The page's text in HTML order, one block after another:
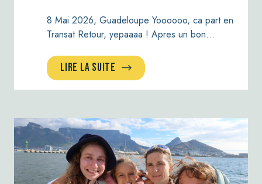
8 Mai 2026, Guadeloupe Yoooooo, ca part en
Transat Retour, yepaaaa ! Apres un bon…
LIRE LA SUITE